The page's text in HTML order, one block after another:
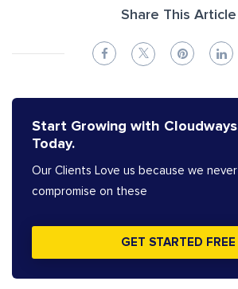
Share This Article
Start Growing with Cloudways
Today.
Our Clients Love us because we never
compromise on these
GET STARTED FREE